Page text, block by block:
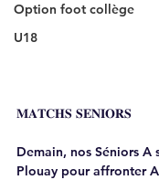
Option foot collège
U18
𝐌𝐀𝐓𝐂𝐇𝐒 𝐒𝐄𝐍𝐈𝐎𝐑𝐒
Demain, nos Séniors A
Plouay pour affronter